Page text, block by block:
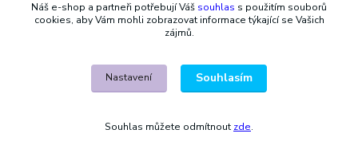
65 Kč/ks
bez DPH Skladem 2 ks
Náš e-shop a partneři potřebují Váš souhlas s použitím souborů
cookies, aby Vám mohli zobrazovat informace týkající se Vašich
zájmů.
Nastavení Souhlasím
Souhlas můžete odmítnout zde.